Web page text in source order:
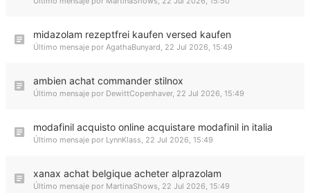
midazolam rezeptfrei kaufen versed kaufen
Último mensaje por AgathaBunyard, 22 Jul 2026, 15:49
ambien achat commander stilnox
Último mensaje por DewittCopenhaver, 22 Jul 2026, 15:49
modafinil acquisto online acquistare modafinil in italia
Último mensaje por LynnKlass, 22 Jul 2026, 15:49
xanax achat belgique acheter alprazolam
Último mensaje por MartinaShows, 22 Jul 2026, 15:49